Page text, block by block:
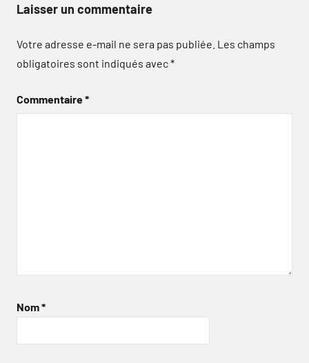
Laisser un commentaire
Votre adresse e-mail ne sera pas publiée. Les champs
obligatoires sont indiqués avec*
Commentaire*
Nom*